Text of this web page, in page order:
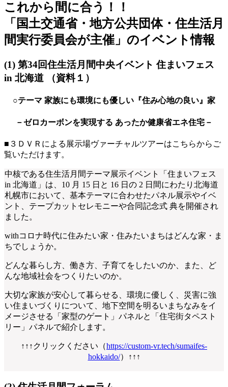
これから間に合う！！
「国土交通省・地方公共団体・住生活月
間実行委員会が主催」のイベント情報
(1) 第34回住生活月間中央イベント 住まいフェス
in 北海道 （資料１）
○テーマ 家族にも環境にも優しい『住み心地の良い』家
－ゼロカーボンを実現する あったか健康省エネ住宅－
■３ＤＶＲによる展示場ヴァーチャルツアーはこちらからご
覧いただけます。
中核である住生活月間テーマ展示イベント「住まいフェス
in 北海道」は、10 月 15 日と 16 日の 2 日間にわたり北海道
札幌市において、基本テーマに合わせたパネル展示やイベ
ント、テープカットセレモニーや合同記念式 典を開催され
ました。
withコロナ時代に住みたい家・住みたいまちはどんな家・ま
ちでしょうか。
どんな暮らし方、働き方、子育てをしたいのか、また、ど
んな地域社会をつくりたいのか。
大切な家族が安心して暮らせる、環境に優しく、災害に強
い住まいづくりについて、地下空間を明るいまちなみをイ
メージさせる「家型のゲート」パネルと「住宅街タペスト
リー」パネルで紹介します。
↑↑↑クリックください（https://custom-vr.tech/sumaifes-
hokkaido/）↑↑↑